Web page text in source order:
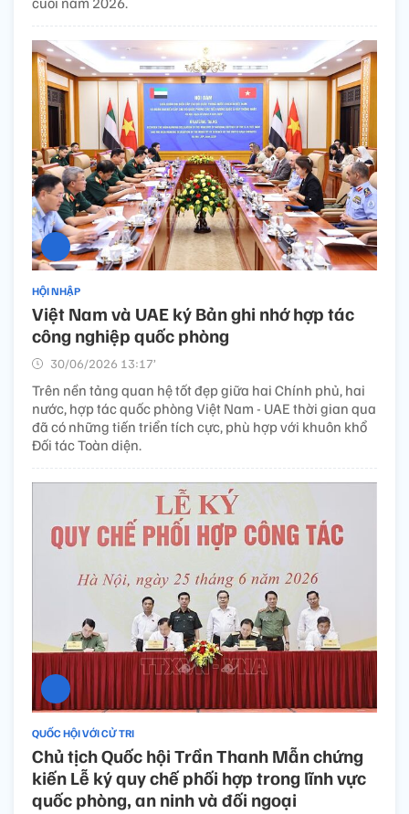
HỘI NHẬP
Việt Nam và UAE ký Bản ghi nhớ hợp tác
công nghiệp quốc phòng
30/06/2026 13:17’
Trên nền tảng quan hệ tốt đẹp giữa hai Chính phủ, hai
nước, hợp tác quốc phòng Việt Nam - UAE thời gian qua
đã có những tiến triển tích cực, phù hợp với khuôn khổ
Đối tác Toàn diện.
QUỐC HỘI VỚI CỬ TRI
Chủ tịch Quốc hội Trần Thanh Mẫn chứng
kiến Lễ ký quy chế phối hợp trong lĩnh vực
quốc phòng, an ninh và đối ngoại